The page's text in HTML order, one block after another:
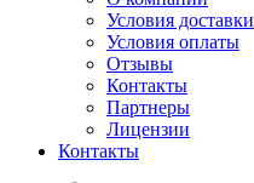
Условия доставки
Условия оплаты
Отзывы
Контакты
Партнеры
Лицензии
Контакты